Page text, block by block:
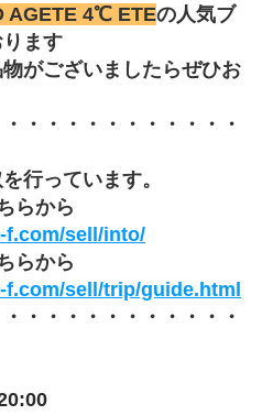
AGETE 4℃ ETEの人気ブ
ます
がございましたらぜひお
・・・・・・・・・・・
行っています。
らから
f.com/sell/into/
らから
sell/trip/guide.html
・・・・・・・・・・・